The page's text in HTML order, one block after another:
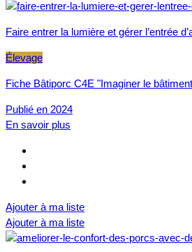
Faire entrer la lumière et gérer l’entrée
Élevage
Fiche Bâtiporc C4E "Imaginer le
Publié en 2024
En savoir plus
Ajouter à ma liste
Ajouter à ma liste